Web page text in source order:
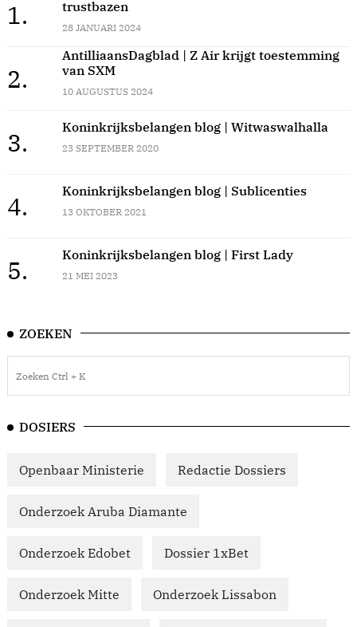
1.
trustbazen
28 JANUARI 2024
2.
AntilliaansDagblad | Z Air krijgt toestemming
van SXM
10 AUGUSTUS 2024
3.
Koninkrijksbelangen blog | Witwaswalhalla
23 SEPTEMBER 2020
4.
Koninkrijksbelangen blog | Sublicenties
13 OKTOBER 2021
5.
Koninkrijksbelangen blog | First Lady
21 MEI 2023
ZOEKEN
DOSIERS
Openbaar Ministerie Redactie Dossiers
Onderzoek Aruba Diamante
Onderzoek Edobet Dossier 1xBet
Onderzoek Mitte Onderzoek Lissabon